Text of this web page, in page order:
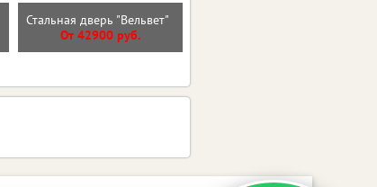
Стальная дверь "Вельвет"
От 42900 руб.